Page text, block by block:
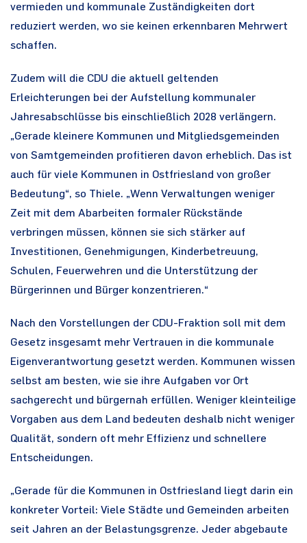
vermieden und kommunale Zuständigkeiten dort
reduziert werden, wo sie keinen erkennbaren Mehrwert
schaffen.
Zudem will die CDU die aktuell geltenden
Erleichterungen bei der Aufstellung kommunaler
Jahresabschlüsse bis einschließlich 2028 verlängern.
„Gerade kleinere Kommunen und Mitgliedsgemeinden
von Samtgemeinden profitieren davon erheblich. Das ist
auch für viele Kommunen in Ostfriesland von großer
Bedeutung“, so Thiele. „Wenn Verwaltungen weniger
Zeit mit dem Abarbeiten formaler Rückstände
verbringen müssen, können sie sich stärker auf
Investitionen, Genehmigungen, Kinderbetreuung,
Schulen, Feuerwehren und die Unterstützung der
Bürgerinnen und Bürger konzentrieren.“
Nach den Vorstellungen der CDU-Fraktion soll mit dem
Gesetz insgesamt mehr Vertrauen in die kommunale
Eigenverantwortung gesetzt werden. Kommunen wissen
selbst am besten, wie sie ihre Aufgaben vor Ort
sachgerecht und bürgernah erfüllen. Weniger kleinteilige
Vorgaben aus dem Land bedeuten deshalb nicht weniger
Qualität, sondern oft mehr Effizienz und schnellere
Entscheidungen.
„Gerade für die Kommunen in Ostfriesland liegt darin ein
konkreter Vorteil: Viele Städte und Gemeinden arbeiten
seit Jahren an der Belastungsgrenze. Jeder abgebaute